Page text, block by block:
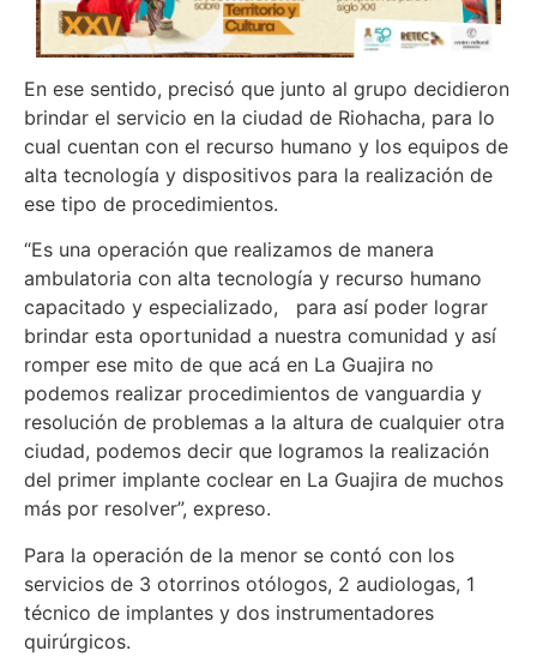
En ese sentido, precisó que junto al grupo decidieron
brindar el servicio en la ciudad de Riohacha, para lo
cual cuentan con el recurso humano y los equipos de
alta tecnología y dispositivos para la realización de
ese tipo de procedimientos.
“Es una operación que realizamos de manera
ambulatoria con alta tecnología y recurso humano
capacitado y especializado, para así poder lograr
brindar esta oportunidad a nuestra comunidad y así
romper ese mito de que acá en La Guajira no
podemos realizar procedimientos de vanguardia y
resolución de problemas a la altura de cualquier otra
ciudad, podemos decir que logramos la realización
del primer implante coclear en La Guajira de muchos
más por resolver”, expreso.
Para la operación de la menor se contó con los
servicios de 3 otorrinos otólogos, 2 audiologas, 1
técnico de implantes y dos instrumentadores
quirúrgicos.